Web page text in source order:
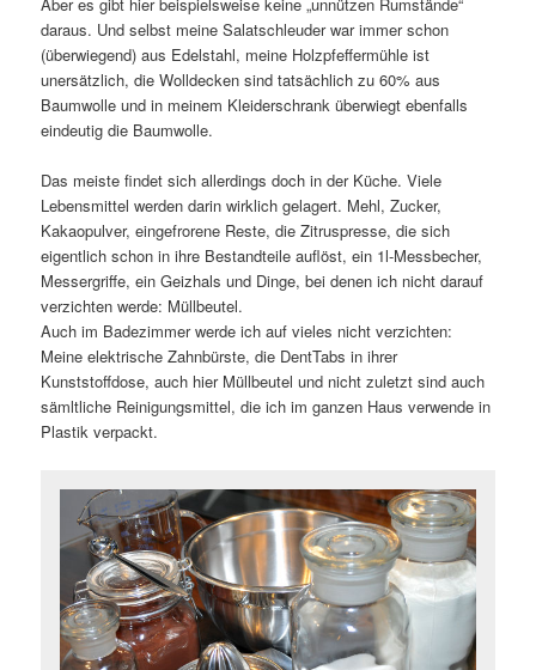
daraus. Und selbst meine Salatschleuder war immer schon
(überwiegend) aus Edelstahl, meine Holzpfeffermühle ist
unersätzlich, die Wolldecken sind tatsächlich zu 60% aus
Baumwolle und in meinem Kleiderschrank überwiegt ebenfalls
eindeutig die Baumwolle.
Das meiste findet sich allerdings doch in der Küche. Viele
Lebensmittel werden darin wirklich gelagert. Mehl, Zucker,
Kakaopulver, eingefrorene Reste, die Zitruspresse, die sich
eigentlich schon in ihre Bestandteile auflöst, ein 1l-Messbecher,
Messergriffe, ein Geizhals und Dinge, bei denen ich nicht darauf
verzichten werde: Müllbeutel.
Auch im Badezimmer werde ich auf vieles nicht verzichten:
Meine elektrische Zahnbürste, die DentTabs in ihrer
Kunststoffdose, auch hier Müllbeutel und nicht zuletzt sind auch
sämltliche Reinigungsmittel, die ich im ganzen Haus verwende in
Plastik verpackt.